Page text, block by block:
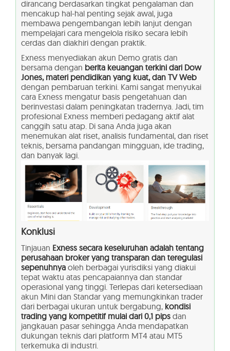
dirancang berdasarkan tingkat pengalaman dan
mencakup hal-hal penting sejak awal, juga
membawa pengembangan lebih lanjut dengan
mempelajari cara mengelola risiko secara lebih
cerdas dan diakhiri dengan praktik.
Exness menyediakan akun Demo gratis dan
bersama dengan berita keuangan terkini dari Dow
Jones, materi pendidikan yang kuat, dan TV Web
dengan pembaruan terkini. Kami sangat menyukai
cara Exness mengatur basis pengetahuan dan
berinvestasi dalam peningkatan tradernya. Jadi, tim
profesional Exness memberi pedagang aktif alat
canggih satu atap. Di sana Anda juga akan
menemukan alat riset, analisis fundamental, dan riset
teknis, bersama pandangan mingguan, ide trading,
dan banyak lagi.
Konklusi
Tinjauan Exness secara keseluruhan adalah tentang
perusahaan broker yang transparan dan teregulasi
sepenuhnya oleh berbagai yurisdiksi yang diakui
tepat waktu atas pencapaiannya dan standar
operasional yang tinggi. Terlepas dari ketersediaan
akun Mini dan Standar yang memungkinkan trader
dari berbagai ukuran untuk bergabung, kondisi
trading yang kompetitif mulai dari 0,1 pips dan
jangkauan pasar sehingga Anda mendapatkan
dukungan teknis dari platform MT4 atau MT5
terkemuka di industri.